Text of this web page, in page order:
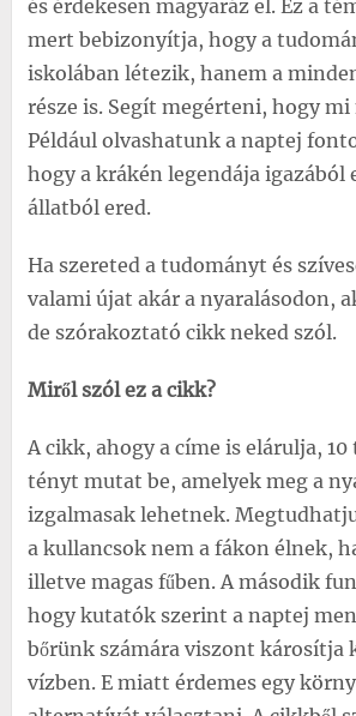
és érdekesen magyaráz el. Ez a
mert bebizonyítja, hogy a
iskolában létezik, hanem a
része is. Segít megérteni, hogy
Például olvashatunk a naptej
hogy a krákén legendája igazából
állatból ered.
Ha szereted a tudományt és
valami újat akár a nyaralásodon,
de szórakoztató cikk neked szól.
Miről szól ez a cikk?
A cikk, ahogy a címe is elárulja,
tényt mutat be, amelyek meg a
izgalmasak lehetnek.
a kullancsok nem a fákon élnek,
illetve magas fűben. A második
hogy kutatók szerint a naptej
bőrünk számára viszont károsítja
vízben. E miatt érdemes egy